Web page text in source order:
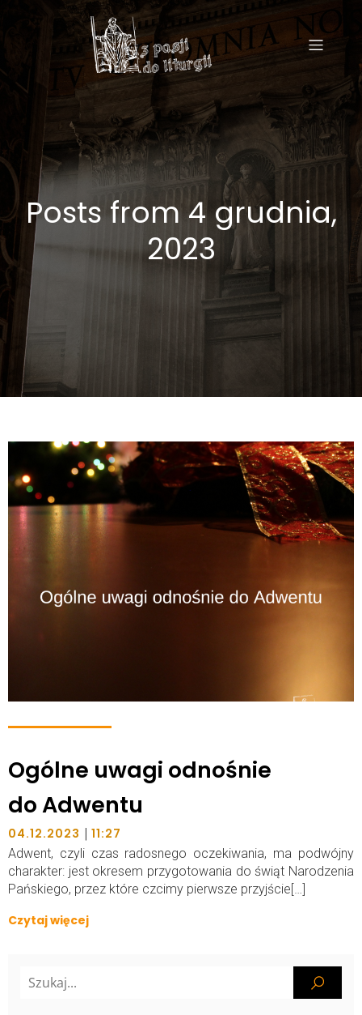
Posts from 4 grudnia,
2023
Ogólne uwagi odnośnie
do Adwentu
04.12.2023 | 11:27
Adwent, czyli czas radosnego oczekiwania, ma podwójny
charakter: jest okresem przygotowania do świąt Narodzenia
Pańskiego, przez które czcimy pierwsze przyjście[…]
Czytaj więcej